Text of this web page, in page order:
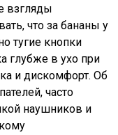
взгляды
что за бананы у
тугие кнопки
глубже в ухо при
и дискомфорт. Об
часто
наушников и